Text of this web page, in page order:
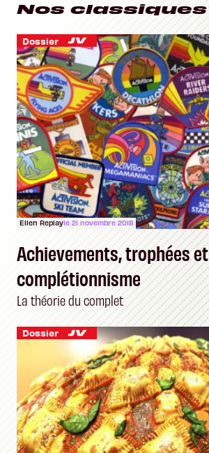
Nos classiques
Dossier
Ellen Replayle 21 novembre 2018
Achievements, trophées et
complétionnisme
La théorie du complet
Dossier